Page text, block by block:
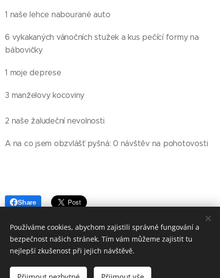
1 naše lehce nabourané auto
6 vykakaných vánočních stužek a kus pečící formy na
bábovičky
1 moje deprese
3 manželovy kocoviny
2 naše žaludeční nevolnosti
A na co jsem obzvlášť pyšná: 0 návštěv na pohotovosti
Share
© 2021 - 23 ZÁPISKY MÁMY AUTISTY
Používáme cookies, abychom zajistili správné fungování a
bezpečnost našich stránek. Tím vám můžeme zajistit tu
nejlepší zkušenost při jejich návštěvě.